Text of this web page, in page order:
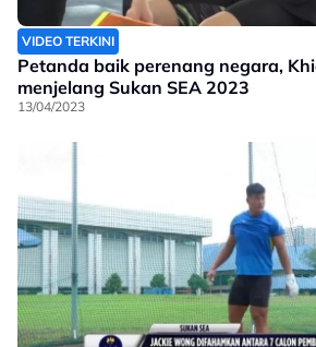
VIDEO TERKINI
Petanda baik perenang negara,
menjelang Sukan SEA 2023
13/04/2023